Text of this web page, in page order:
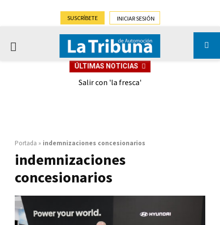
SUSCRÍBETE INICIAR SESIÓN
PRIMARY
ÚLTIMAS NOTICIAS
Salir con 'la fresca'
Portada » indemnizaciones concesionarios
indemnizaciones
concesionarios